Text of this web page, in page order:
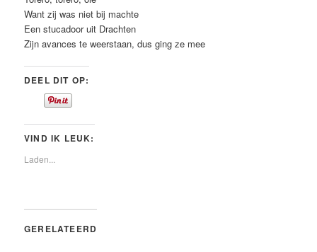
Want zij was niet bij machte
Een stucadoor uit Drachten
Zijn avances te weerstaan, dus ging ze mee
DEEL DIT OP:
VIND IK LEUK:
Laden...
GERELATEERD